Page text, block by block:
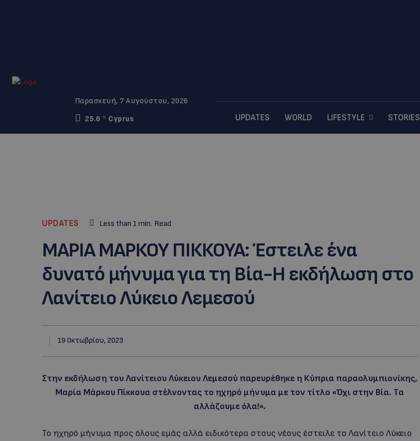
Παρασκευή, 7 Αυγούστου, 2026
25.6
C Cyprus UPDATES WORLD LIFESTYLE STORIES
UPDATES Less than 1 min. Read
ΜΑΡΙΑ ΜΑΡΚΟΥ ΠΙΚΚΟΥΑ: Έστειλε ένα
δυνατό μήνυμα για τη Βία-Η εκδήλωση στο
Λανίτειο Λύκειο Λεμεσού
19 Οκτωβρίου, 2023
Στην εκδήλωση του Λανίτειου Λύκειου Λεμεσού παρευρέθηκε η Κύπρια παραολυμπιονίκης,
Μαρία Μάρκου Πίκκουα στέλνοντας το ηχηρό μήνυμα με τον τίτλο «Όχι στην Βία. Τα
αλλάζουμε όλα!».
Το ηχηρό μήνυμα προς όλους εμάς αλλά ειδικότερα στους νέους έστειλε το Λανίτειο Λύκειο